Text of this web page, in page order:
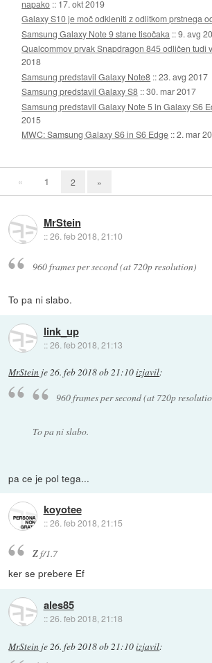
napako :: 17. okt 2019
Galaxy S10 je moč odkleniti z odlitkom prstnega
Samsung Galaxy Note 9 stane tisočaka ::9. avg
Qualcommov prvak Snapdragon 845 odličen tudi
2018
Samsung predstavil Galaxy Note8 ::23. avg 2017
Samsung predstavil Galaxy S8 ::30. mar 2017
Samsung predstavil Galaxy Note 5 in Galaxy S6
2015
MWC: Samsung Galaxy S6 in S6 Edge ::2. mar
« 1 2 »
MrStein
::26. feb 2018, 21:10
960 frames per second (at 720p resolution)
To pa ni slabo.
link_up
::26. feb 2018, 21:13
MrStein je26. feb 2018 ob 21:10izjavil:
960 frames per second (at 720p
To pa ni slabo.
pa ce je pol tega...
koyotee
::26. feb 2018, 21:15
Zf/1.7
ker se prebere Ef
ales85
::26. feb 2018, 21:18
MrStein je 26. feb 2018 ob 21:10izjavil: